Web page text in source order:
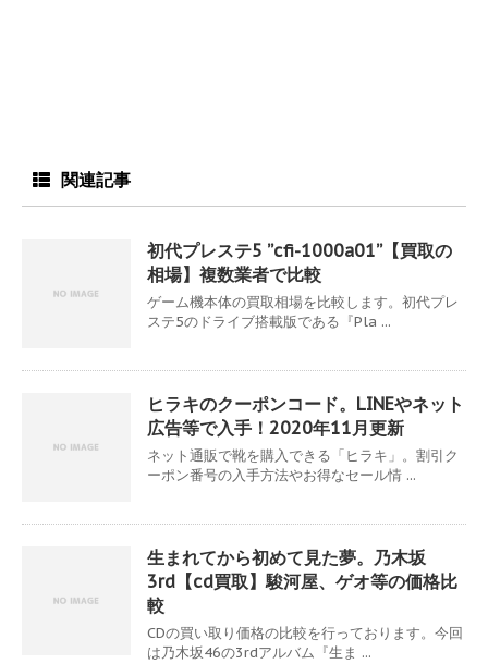
関連記事
初代プレステ5 ”cfi-1000a01”【買取の
相場】複数業者で比較
ゲーム機本体の買取相場を比較します。初代プレ
ステ5のドライブ搭載版である『Pla ...
ヒラキのクーポンコード。LINEやネット
広告等で入手！2020年11月更新
ネット通販で靴を購入できる「ヒラキ」。割引ク
ーポン番号の入手方法やお得なセール情 ...
生まれてから初めて見た夢。乃木坂
3rd【cd買取】駿河屋、ゲオ等の価格比
較
CDの買い取り価格の比較を行っております。今回
は乃木坂46の3rdアルバム『生ま ...